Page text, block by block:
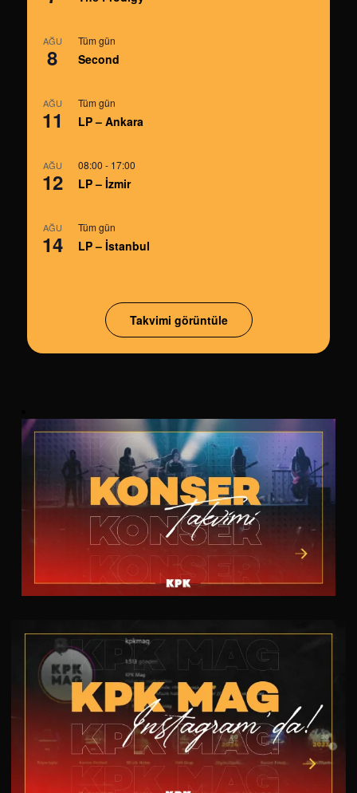
AĞU
8
Tüm gün
Second
AĞU
11
Tüm gün
LP – Ankara
AĞU
12
08:00 - 17:00
LP – İzmir
AĞU
14
Tüm gün
LP – İstanbul
Takvimi görüntüle